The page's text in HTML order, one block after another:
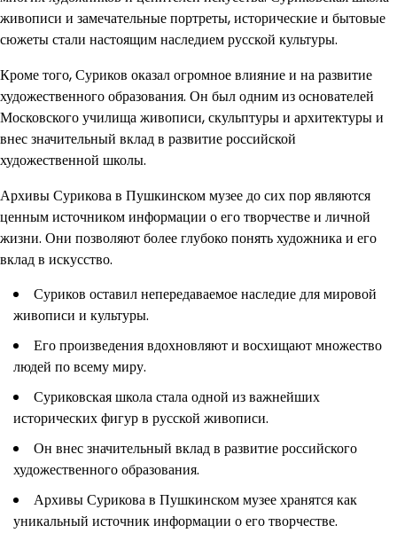
живописи и замечательные портреты, исторические и бытовые
сюжеты стали настоящим наследием русской культуры.
Кроме того, Суриков оказал огромное влияние и на развитие
художественного образования. Он был одним из основателей
Московского училища живописи, скульптуры и архитектуры и
внес значительный вклад в развитие российской
художественной школы.
Архивы Сурикова в Пушкинском музее до сих пор являются
ценным источником информации о его творчестве и личной
жизни. Они позволяют более глубоко понять художника и его
вклад в искусство.
Суриков оставил непередаваемое наследие для мировой
живописи и культуры.
Его произведения вдохновляют и восхищают множество
людей по всему миру.
Суриковская школа стала одной из важнейших
исторических фигур в русской живописи.
Он внес значительный вклад в развитие российского
художественного образования.
Архивы Сурикова в Пушкинском музее хранятся как
уникальный источник информации о его творчестве.